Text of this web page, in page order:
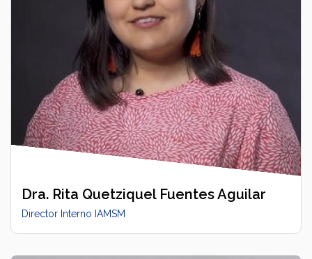
Dra. Rita Quetziquel Fuentes Aguilar
Director Interno IAMSM